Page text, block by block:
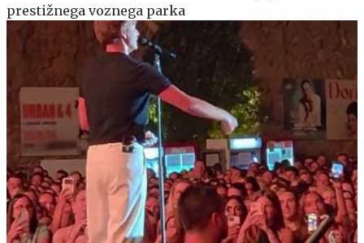
prestižnega voznega parka